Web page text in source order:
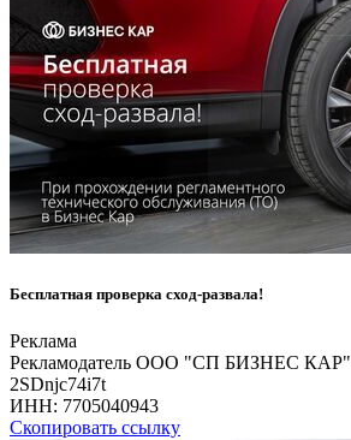
Бесплатная проверка сход-развала!
Реклама
Рекламодатель ООО "СП БИЗНЕС КАР"
2SDnjc74i7t
ИНН: 7705040943
Скопировать ссылку